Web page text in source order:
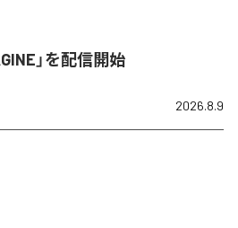
」を配信開始
2026.8.9